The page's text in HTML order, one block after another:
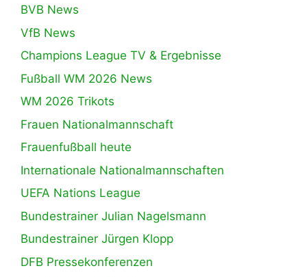
BVB News
VfB News
Champions League TV & Ergebnisse
Fußball WM 2026 News
WM 2026 Trikots
Frauen Nationalmannschaft
Frauenfußball heute
Internationale Nationalmannschaften
UEFA Nations League
Bundestrainer Julian Nagelsmann
Bundestrainer Jürgen Klopp
DFB Pressekonferenzen